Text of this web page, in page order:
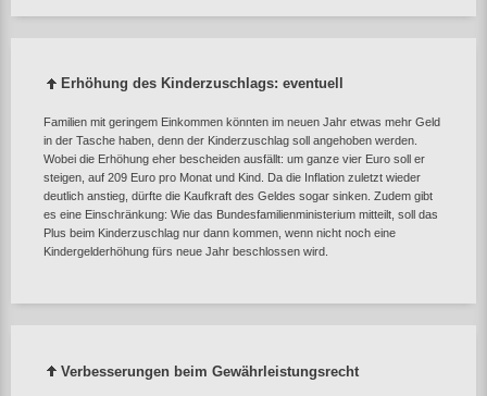
Erhöhung des Kinderzuschlags: eventuell
Familien mit geringem Einkommen könnten im neuen Jahr etwas mehr Geld
in der Tasche haben, denn der Kinderzuschlag soll angehoben werden.
Wobei die Erhöhung eher bescheiden ausfällt: um ganze vier Euro soll er
steigen, auf 209 Euro pro Monat und Kind. Da die Inflation zuletzt wieder
deutlich anstieg, dürfte die Kaufkraft des Geldes sogar sinken. Zudem gibt
es eine Einschränkung: Wie das Bundesfamilienministerium mitteilt, soll das
Plus beim Kinderzuschlag nur dann kommen, wenn nicht noch eine
Kindergelderhöhung fürs neue Jahr beschlossen wird.
Verbesserungen beim Gewährleistungsrecht